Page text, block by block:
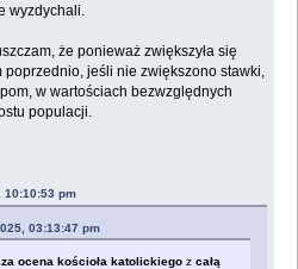
wyzdychali.
że ponieważ zwiększyła się
poprzednio, jeśli nie zwiększono stawki,
w wartościach bezwzględnych
populacji.
10:10:53 pm
03:13:47 pm
ocena kościoła katolickiego zcałą